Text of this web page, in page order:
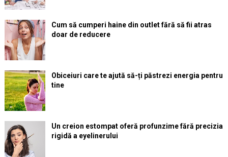
Cum să cumperi haine din outlet fără să fii atras
doar de reducere
Obiceiuri care te ajută să-ți păstrezi energia pentru
tine
Un creion estompat oferă profunzime fără precizia
rigidă a eyelinerului